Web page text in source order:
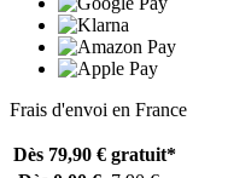
Frais d'envoi en France
Dès 79,90 € gratuit*